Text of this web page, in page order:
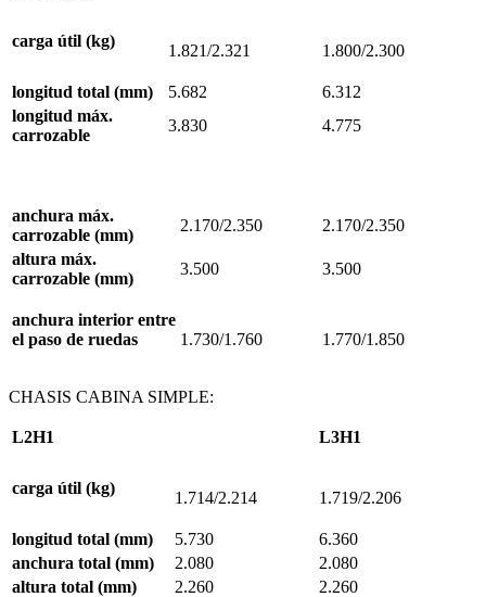
carga útil (kg)
1.821/2.321 1.800/2.300
longitud total (mm) 5.682
6.312
longitud máx.
carrozable
3.830 4.775
anchura máx.
carrozable (mm)
2.170/2.350
2.170/2.350
altura máx.
carrozable (mm)
3.500 3.500
anchura interior entre
el paso de ruedas 1.730/1.760 1.770/1.850
CHASIS CABINA SIMPLE:
L2H1 L3H1
carga útil (kg)
1.714/2.214 1.719/2.206
longitud total (mm) 5.730
6.360
anchura total (mm) 2.080
2.080
altura total (mm) 2.260
2.260